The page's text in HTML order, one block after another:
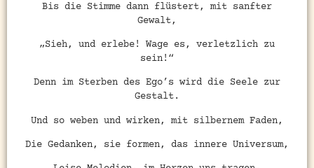
Bis die Stimme dann flüstert, mit sanfter
Gewalt,
„Sieh, und erlebe! Wage es, verletzlich zu
sein!“
Denn im Sterben des Ego’s wird die Seele zur
Gestalt.
Und so weben und wirken, mit silbernem Faden,
Die Gedanken, sie formen, das innere Universum,